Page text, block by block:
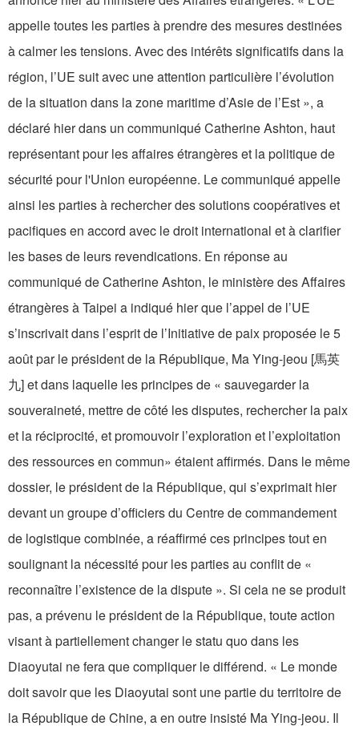
appelle toutes les parties à prendre des mesures destinées
à calmer les tensions. Avec des intérêts significatifs dans la
région, l’UE suit avec une attention particulière l’évolution
de la situation dans la zone maritime d’Asie de l’Est », a
déclaré hier dans un communiqué Catherine Ashton, haut
représentant pour les affaires étrangères et la politique de
sécurité‎ pour l'Union européenne. Le communiqué appelle
ainsi les parties à rechercher des solutions coopératives et
pacifiques en accord avec le droit international et à clarifier
les bases de leurs revendications. En réponse au
communiqué de Catherine Ashton, le ministère des Affaires
étrangères à Taipei a indiqué hier que l’appel de l’UE
s’inscrivait dans l’esprit de l’Initiative de paix proposée le 5
août par le président de la République, Ma Ying-jeou [馬英
九] et dans laquelle les principes de « sauvegarder la
souveraineté, mettre de côté les disputes, rechercher la paix
et la réciprocité, et promouvoir l’exploration et l’exploitation
des ressources en commun» étaient affirmés. Dans le même
dossier, le président de la République, qui s’exprimait hier
devant un groupe d’officiers du Centre de commandement
de logistique combinée, a réaffirmé ces principes tout en
soulignant la nécessité pour les parties au conflit de «
reconnaître l’existence de la dispute ». Si cela ne se produit
pas, a prévenu le président de la République, toute action
visant à partiellement changer le statu quo dans les
Diaoyutai ne fera que compliquer le différend. « Le monde
doit savoir que les Diaoyutai sont une partie du territoire de
la République de Chine, a en outre insisté Ma Ying-jeou. Il